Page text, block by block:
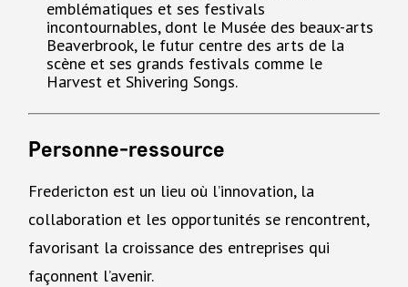
emblématiques et ses festivals
incontournables, dont le Musée des beaux-arts
Beaverbrook, le futur centre des arts de la
scène et ses grands festivals comme le
Harvest et Shivering Songs.
Personne-ressource
Fredericton est un lieu où l’innovation, la
collaboration et les opportunités se rencontrent,
favorisant la croissance des entreprises qui
façonnent l’avenir.